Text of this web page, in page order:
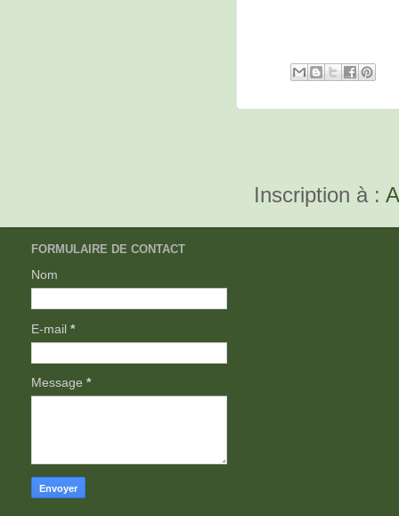
Inscription à :
FORMULAIRE DE CONTACT
Nom
E-mail *
Message *